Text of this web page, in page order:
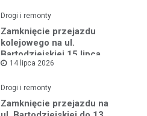
Drogi i remonty
Zamknięcie przejazdu
kolejowego na ul.
Bartodziejskiej 15 lipca
2026 r.
14 lipca 2026
Drogi i remonty
Zamknięcie przejazdu na